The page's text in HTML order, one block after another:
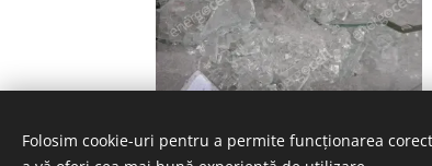
Folosim cookie-uri pentru a permite funcționarea